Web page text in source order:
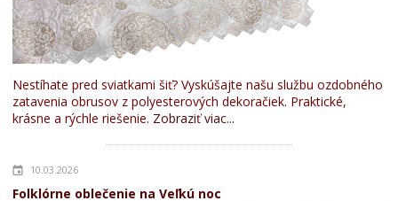
Nestíhate pred sviatkami šiť? Vyskúšajte našu službu ozdobného
zatavenia obrusov z polyesterových dekoračiek. Praktické,
krásne a rýchle riešenie. Zobraziť viac...
10.03.2026
Folklórne oblečenie na Veľkú noc